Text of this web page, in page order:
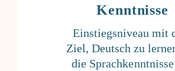
Kenntnisse
Einstiegsniveau mit
Ziel, Deutsch zu
die